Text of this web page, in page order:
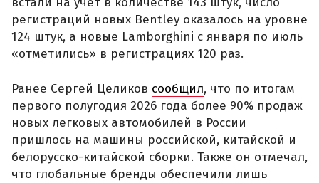
регистраций новых Bentley оказалось на уровне
124 штук, а новые Lamborghini с января по июль
«отметились» в регистрациях 120 раз.
Ранее Сергей Целиков сообщил, что по итогам
первого полугодия 2026 года более 90% продаж
новых легковых автомобилей в России
пришлось на машины российской, китайской и
белорусско-китайской сборки. Также он отмечал,
что глобальные бренды обеспечили лишь